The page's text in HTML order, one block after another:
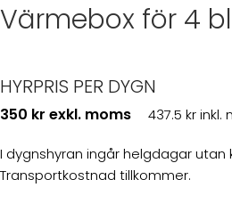
Värmebox för 4
HYRPRIS PER DYGN
350 kr exkl. moms 437.5 kr inkl.
I dygnshyran ingår helgdagar utan
Transportkostnad tillkommer.